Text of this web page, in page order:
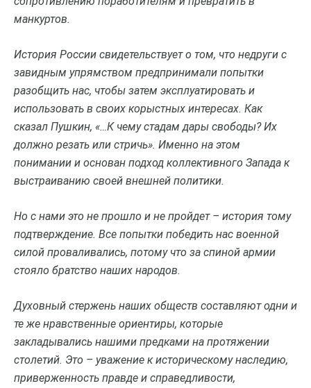
манкуртов.
История России свидетельствует о том, что недруги с
завидным упрямством предпринимали попытки
разобщить нас, чтобы затем эксплуатировать и
использовать в своих корыстных интересах. Как
сказал Пушкин, «…К чему стадам дары свободы? Их
должно резать или стричь». Именно на этом
понимании и основан подход коллективного Запада к
выстраиванию своей внешней политики.
Но с нами это не прошло и не пройдет – история тому
подтверждение. Все попытки победить нас военной
силой проваливались, потому что за спиной армии
стояло братство наших народов.
Духовный стержень наших обществ составляют одни и
те же нравственные ориентиры, которые
закладывались нашими предками на протяжении
столетий. Это – уважение к историческому наследию,
приверженность правде и справедливости,